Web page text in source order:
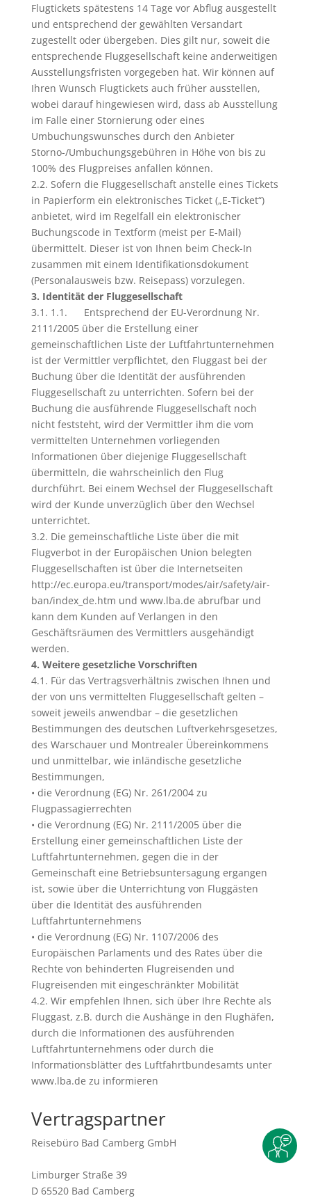
Flugtickets spätestens 14 Tage vor Abflug ausgestellt
und entsprechend der gewählten Versandart
zugestellt oder übergeben. Dies gilt nur, soweit die
entsprechende Fluggesellschaft keine anderweitigen
Ausstellungsfristen vorgegeben hat. Wir können auf
Ihren Wunsch Flugtickets auch früher ausstellen,
wobei darauf hingewiesen wird, dass ab Ausstellung
im Falle einer Stornierung oder eines
Umbuchungswunsches durch den Anbieter
Storno-/Umbuchungsgebühren in Höhe von bis zu
100% des Flugpreises anfallen können.
2.2. Sofern die Fluggesellschaft anstelle eines Tickets
in Papierform ein elektronisches Ticket („E-Ticket“)
anbietet, wird im Regelfall ein elektronischer
Buchungscode in Textform (meist per E-Mail)
übermittelt. Dieser ist von Ihnen beim Check-In
zusammen mit einem Identifikationsdokument
(Personalausweis bzw. Reisepass) vorzulegen.
3. Identität der Fluggesellschaft
3.1. 1.1. Entsprechend der EU-Verordnung Nr.
2111/2005 über die Erstellung einer
gemeinschaftlichen Liste der Luftfahrtunternehmen
ist der Vermittler verpflichtet, den Fluggast bei der
Buchung über die Identität der ausführenden
Fluggesellschaft zu unterrichten. Sofern bei der
Buchung die ausführende Fluggesellschaft noch
nicht feststeht, wird der Vermittler ihm die vom
vermittelten Unternehmen vorliegenden
Informationen über diejenige Fluggesellschaft
übermitteln, die wahrscheinlich den Flug
durchführt. Bei einem Wechsel der Fluggesellschaft
wird der Kunde unverzüglich über den Wechsel
unterrichtet.
3.2. Die gemeinschaftliche Liste über die mit
Flugverbot in der Europäischen Union belegten
Fluggesellschaften ist über die Internetseiten
http://ec.europa.eu/transport/modes/air/safety/air-
ban/index_de.htm und www.lba.de abrufbar und
kann dem Kunden auf Verlangen in den
Geschäftsräumen des Vermittlers ausgehändigt
werden.
4. Weitere gesetzliche Vorschriften
4.1. Für das Vertragsverhältnis zwischen Ihnen und
der von uns vermittelten Fluggesellschaft gelten –
soweit jeweils anwendbar – die gesetzlichen
Bestimmungen des deutschen Luftverkehrsgesetzes,
des Warschauer und Montrealer Übereinkommens
und unmittelbar, wie inländische gesetzliche
Bestimmungen,
• die Verordnung (EG) Nr. 261/2004 zu
Flugpassagierrechten
• die Verordnung (EG) Nr. 2111/2005 über die
Erstellung einer gemeinschaftlichen Liste der
Luftfahrtunternehmen, gegen die in der
Gemeinschaft eine Betriebsuntersagung ergangen
ist, sowie über die Unterrichtung von Fluggästen
über die Identität des ausführenden
Luftfahrtunternehmens
• die Verordnung (EG) Nr. 1107/2006 des
Europäischen Parlaments und des Rates über die
Rechte von behinderten Flugreisenden und
Flugreisenden mit eingeschränkter Mobilität
4.2. Wir empfehlen Ihnen, sich über Ihre Rechte als
Fluggast, z.B. durch die Aushänge in den Flughäfen,
durch die Informationen des ausführenden
Luftfahrtunternehmens oder durch die
Informationsblätter des Luftfahrtbundesamts unter
www.lba.de zu informieren
Vertragspartner
Reisebüro Bad Camberg GmbH
Limburger Straße 39
D 65520 Bad Camberg